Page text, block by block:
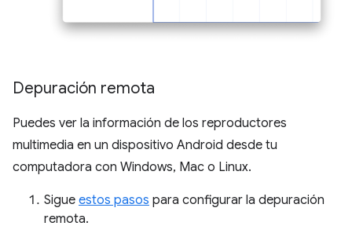
Depuración remota
Puedes ver la información de los reproductores
multimedia en un dispositivo Android desde tu
computadora con Windows, Mac o Linux.
Sigue estos pasos para configurar la depuración
remota.